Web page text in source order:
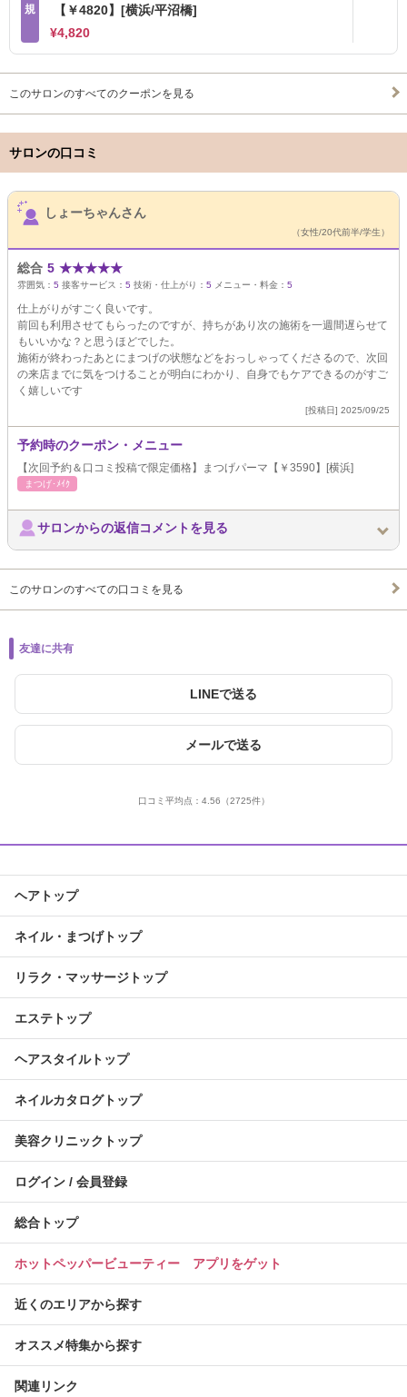
規
【￥4820】[横浜/平沼橋]
¥4,820
このサロンのすべてのクーポンを見る
サロンの口コミ
サロンPick Up
しょーちゃんさん
（女性/20代前半/学生）
総合 5 ★★★★★
雰囲気： 5 接客サービス： 5 技術・仕上がり： 5 メニュー・料金： 5
仕上がりがすごく良いです。
前回も利用させてもらったのですが、持ちがあり次の施術を一週間遅らせて
もいいかな？と思うほどでした。
施術が終わったあとにまつげの状態などをおっしゃってくださるので、次回
の来店までに気をつけることが明白にわかり、自身でもケアできるのがすご
く嬉しいです
[投稿日] 2025/09/25
予約時のクーポン・メニュー
【次回予約＆口コミ投稿で限定価格】まつげパーマ【￥3590】[横浜]
まつげ･ﾒｲｸ
サロンからの返信コメントを見る
このサロンのすべての口コミを見る
友達に共有
LINEで送る
メールで送る
口コミ平均点： 4.56 （2725件）
ヘアトップ
ネイル・まつげトップ
リラク・マッサージトップ
エステトップ
ヘアスタイルトップ
ネイルカタログトップ
美容クリニックトップ
ログイン / 会員登録
総合トップ
ホットペッパービューティー アプリをゲット
近くのエリアから探す
オススメ特集から探す
関連リンク